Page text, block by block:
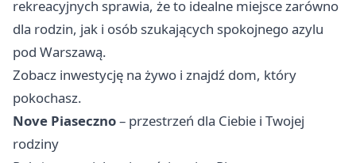
rekreacyjnych sprawia, że to idealne miejsce zarówno
dla rodzin, jak i osób szukających spokojnego azylu
pod Warszawą.
Zobacz inwestycję na żywo i znajdź dom, który
pokochasz.
Nove Piaseczno– przestrzeń dla Ciebie i Twojej
rodziny